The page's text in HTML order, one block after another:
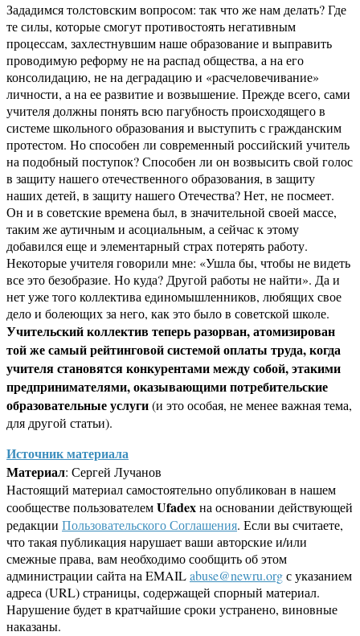
Зададимся толстовским вопросом: так что же нам делать? Где
те силы, которые смогут противостоять негативным
процессам, захлестнувшим наше образование и выправить
проводимую реформу не на распад общества, а на его
консолидацию, не на деградацию и «расчеловечивание»
личности, а на ее развитие и возвышение. Прежде всего, сами
учителя должны понять всю пагубность происходящего в
системе школьного образования и выступить с гражданским
протестом. Но способен ли современный российский учитель
на подобный поступок? Способен ли он возвысить свой голос
в защиту нашего отечественного образования, в защиту
наших детей, в защиту нашего Отечества? Нет, не посмеет.
Он и в советские времена был, в значительной своей массе,
таким же аутичным и асоциальным, а сейчас к этому
добавился еще и элементарный страх потерять работу.
Некоторые учителя говорили мне: «Ушла бы, чтобы не видеть
все это безобразие. Но куда? Другой работы не найти». Да и
нет уже того коллектива единомышленников, любящих свое
дело и болеющих за него, как это было в советской школе.
Учительский коллектив теперь разорван, атомизирован
той же самый рейтинговой системой оплаты труда, когда
учителя становятся конкурентами между собой, этакими
предпринимателями, оказывающими потребительские
образовательные услуги(и это особая, не менее важная тема,
для другой статьи).
Источник материала
Материал: Сергей Лучанов
Настоящий материал самостоятельно опубликован в нашем
сообществе пользователемUfadexна основании действующей
редакции Пользовательского Соглашения. Если вы считаете,
что такая публикация нарушает ваши авторские и/или
смежные права, вам необходимо сообщить об этом
администрации сайта на EMAILabuse@newru.orgс указанием
адреса (URL) страницы, содержащей спорный материал.
Нарушение будет в кратчайшие сроки устранено, виновные
наказаны.